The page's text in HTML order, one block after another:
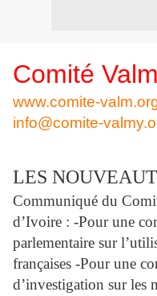
Comité
www.comite-
info@comite-
LES
Communiqué du
d’Ivoire : -Pour une
parlementaire sur
françaises -Pour une
d’investigation sur les